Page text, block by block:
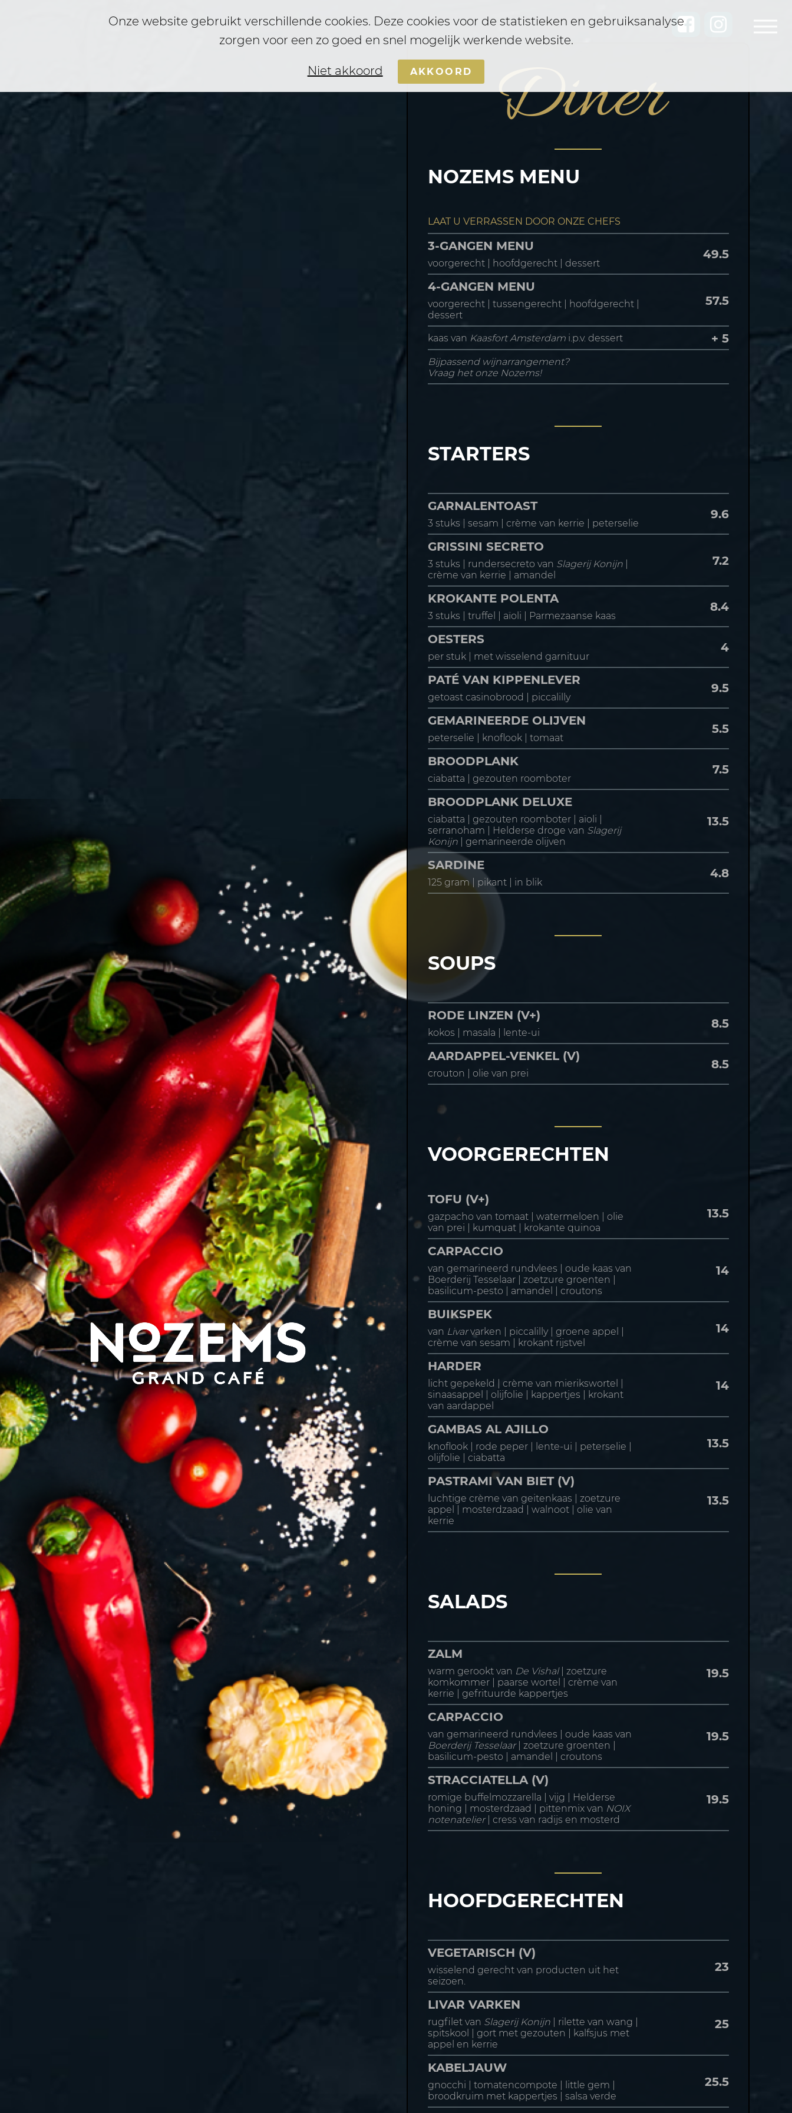
Diner
NOZEMS MENU
LAAT U VERRASSEN DOOR ONZE CHEFS
3-GANGEN MENU
voorgerecht | hoofdgerecht | dessert
49.5
4-GANGEN MENU
voorgerecht | tussengerecht | hoofdgerecht |
dessert
57.5
kaas van Kaasfort Amsterdami.p.v. dessert + 5
Bijpassend wijnarrangement?
‌Vraag het onze Nozems!
STARTERS
GARNALENTOAST
3 stuks | sesam | crème van kerrie | peterselie
9.6
GRISSINI SECRETO
3 stuks | rundersecreto van Slagerij Konijn|
crème van kerrie | amandel
7.2
KROKANTE POLENTA
3 stuks | truffel | aïoli | Parmezaanse kaas
8.4
OESTERS
per stuk | met wisselend garnituur
4
PATÉ VAN KIPPENLEVER
getoast casinobrood | piccalilly
9.5
GEMARINEERDE OLIJVEN
peterselie | knoflook | tomaat
5.5
BROODPLANK
ciabatta | gezouten roomboter
7.5
BROODPLANK DELUXE
ciabatta | gezouten roomboter | aïoli |
serranoham | Helderse droge van Slagerij
Konijn| gemarineerde olijven
13.5
SARDINE
125 gram | pikant | in blik
4.8
SOUPS
RODE LINZEN (V+)
kokos | masala | lente-ui
8.5
AARDAPPEL-VENKEL (V)
crouton | olie van prei
8.5
VOORGERECHTEN
TOFU (V+)
gazpacho van tomaat | watermeloen | olie
van prei | kumquat | krokante quinoa
13.5
CARPACCIO
van gemarineerd rundvlees | oude kaas van
Boerderij Tesselaar | zoetzure groenten |
basilicum-pesto | amandel | croutons
14
BUIKSPEK
van Livarvarken | piccalilly | groene appel |
crème van sesam | krokant rijstvel
14
HARDER
licht gepekeld | crème van mierikswortel |
sinaasappel | olijfolie | kappertjes | krokant
van aardappel
14
GAMBAS AL AJILLO
knoflook | rode peper | lente-ui | peterselie |
olijfolie | ciabatta
13.5
PASTRAMI VAN BIET (V)
luchtige crème van geitenkaas | zoetzure
appel | mosterdzaad | walnoot | olie van
kerrie
13.5
SALADS
ZALM
warm gerookt van De Vishal | zoetzure
komkommer | paarse wortel | crème van
kerrie | gefrituurde kappertjes
19.5
CARPACCIO
van gemarineerd rundvlees | oude kaas van
Boerderij Tesselaar| zoetzure groenten |
basilicum-pesto | amandel | croutons
19.5
STRACCIATELLA (V)
romige buffelmozzarella | vijg | Helderse
honing | mosterdzaad | pittenmix van NOIX
notenatelier| cress van radijs en mosterd
19.5
HOOFDGERECHTEN
VEGETARISCH (V)
wisselend gerecht van producten uit het
seizoen.
23
LIVAR VARKEN
rugfilet van Slagerij Konijn| rilette van wang |
spitskool | gort met gezouten | kalfsjus met
appel en kerrie
25
KABELJAUW
gnocchi | tomatencompote | little gem |
broodkruim met kappertjes | salsa verde
25.5
Onze website gebruikt verschillende cookies. Deze cookies voor de statistieken en gebruiksanalyse
zorgen voor een zo goed en snel mogelijk werkende website.
Niet akkoord AKKOORD